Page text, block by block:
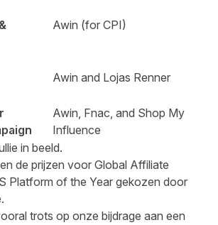
Awin (for CPI)
Awin and Lojas Renner
Awin, Fnac, and Shop My
Influence
in beeld.
de prijzen voor Global Affiliate
Platform of the Year gekozen door
trots op onze bijdrage aan een